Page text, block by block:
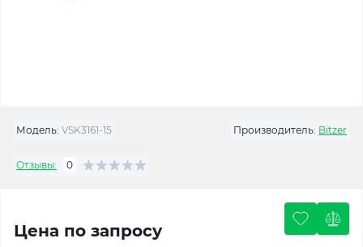
Модель: VSK3161-15 Производитель: Bitzer
Отзывы: 0
Цена по запросу